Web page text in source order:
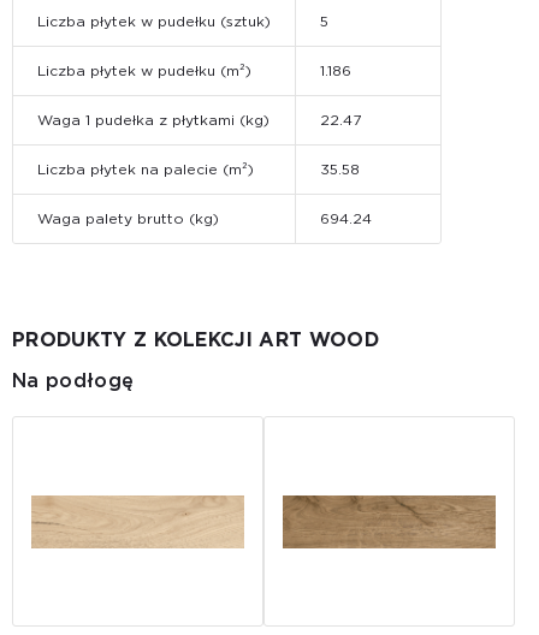
Liczba płytek w pudełku (sztuk) 5
Liczba płytek w pudełku (m²) 1.186
Waga 1 pudełka z płytkami (kg) 22.47
Liczba płytek na palecie (m²) 35.58
Waga palety brutto (kg) 694.24
PRODUKTY Z KOLEKCJI ART WOOD
Na podłogę